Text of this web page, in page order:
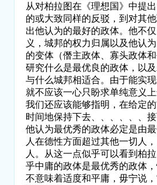
从对柏拉图在《理想国》中提
的或大致同样的反驳，到对其
出他认为的最好的政体。他不
义，城邦的权力归属以及他认
的变体（僭主政体、寡头政体
研究什么是最优良的政体，以
与什么城邦相适合。由于能实
就不应该一心只盼求单纯意义
我们还应该能够指明，在给定
时间地保持下去、、、、、、
他认为最优秀的政体必定是由
人在德性方面超过其他一切人
人。从这一点似乎可以看到柏
乎中庸的政体是最优秀的政体
不意味着适度和平庸，毋宁说